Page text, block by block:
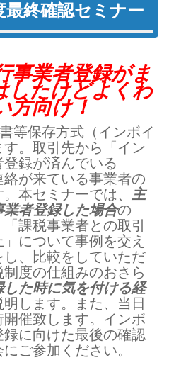
終確認セミナー
事業者登録がま
たけどよくわ
方向け！
等保存方式（インボイ
。取引先から「イン
録が済んでいる
が来ている事業者の
本セミナーでは、
主
者登録した場合の
課税事業者との取引
について事例を交え
、比較をしていただ
度の仕組みのおさら
た時に気を付ける経
明します。また、当日
催致します。インボ
に向けた最後の確認
ご参加ください。